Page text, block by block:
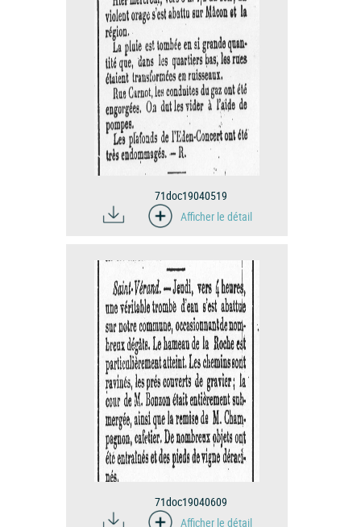
71doc19040519
Afficher le détail
71doc19040609
Afficher le détail